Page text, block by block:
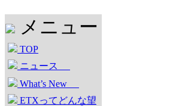
メニュー
TOP
ニュース
What’s New
ETXってどんな望